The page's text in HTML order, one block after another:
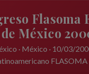
Flasoma
México
· México · 10/03/
FLASOMA